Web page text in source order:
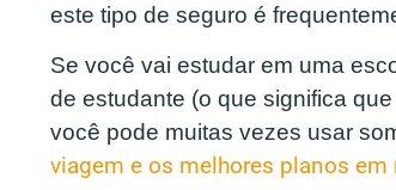
este tipo de seguro é
Se você vai estudar em uma
de estudante (o que significa
você pode muitas vezes usar
viagem e os melhores planos